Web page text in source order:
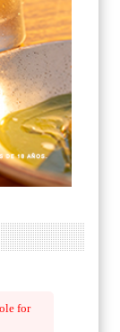
for